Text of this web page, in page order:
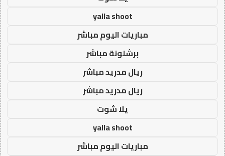
yalla shoot
مباريات اليوم مباشر
برشلونة مباشر
ريال مدريد مباشر
ريال مدريد مباشر
يلا شوت
yalla shoot
مباريات اليوم مباشر